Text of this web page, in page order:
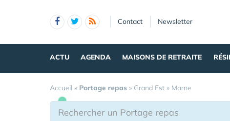
Contact Newsletter
ACTU AGENDA MAISONS DE RETRAITE
Accueil » Portage repas » Grand Est » Marne